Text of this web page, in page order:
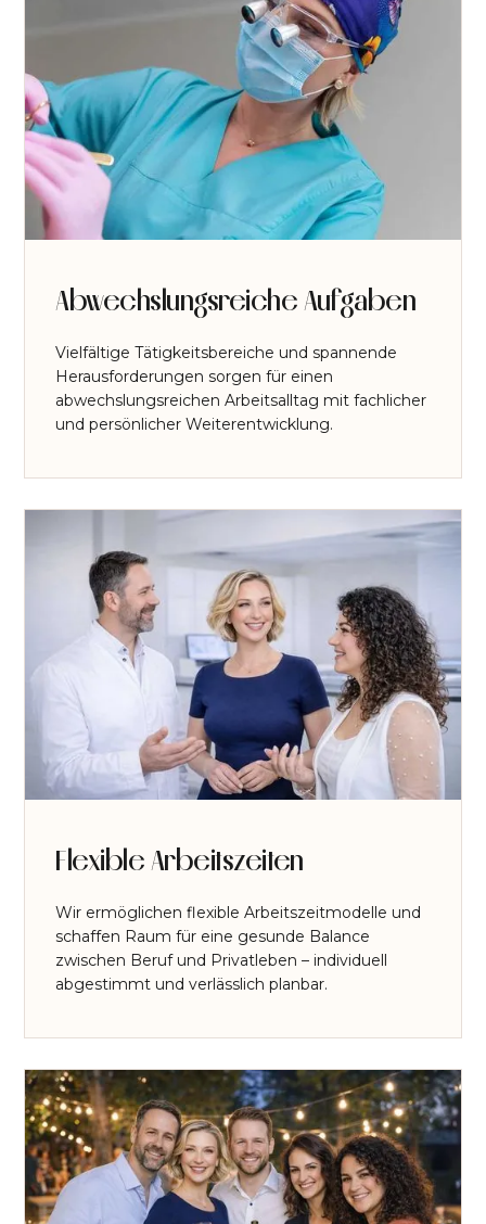
Abwechslungsreiche Aufgaben
Vielfältige Tätigkeitsbereiche und spannende
Herausforderungen sorgen für einen
abwechslungsreichen Arbeitsalltag mit fachlicher
und persönlicher Weiterentwicklung.
Flexible Arbeitszeiten
Wir ermöglichen flexible Arbeitszeitmodelle und
schaffen Raum für eine gesunde Balance
zwischen Beruf und Privatleben – individuell
abgestimmt und verlässlich planbar.